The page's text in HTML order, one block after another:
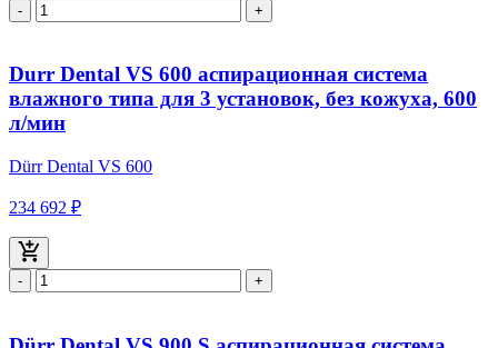
- +
Durr Dental VS 600 аспирационная система
влажного типа для 3 установок, без кожуха, 600
л/мин
Dürr Dental VS 600
234 692 ₽
- +